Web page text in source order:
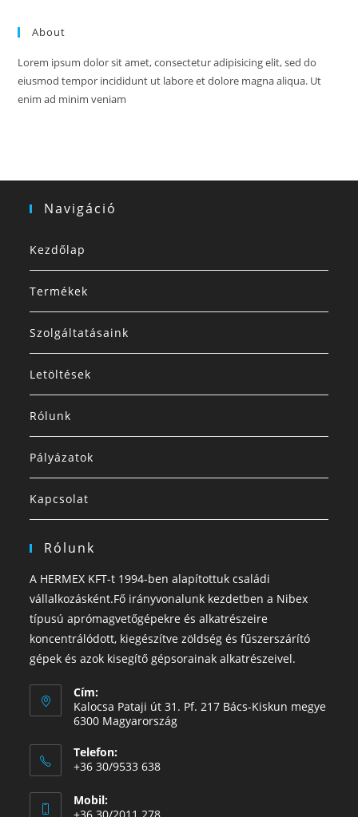
About
Lorem ipsum dolor sit amet, consectetur adipisicing elit, sed do
eiusmod tempor incididunt ut labore et dolore magna aliqua. Ut
enim ad minim veniam
Navigáció
Kezdőlap
Termékek
Szolgáltatásaink
Letöltések
Rólunk
Pályázatok
Kapcsolat
Rólunk
A HERMEX KFT-t 1994-ben alapítottuk családi
vállalkozásként.Fő irányvonalunk kezdetben a Nibex
típusú aprómagvetőgépekre és alkatrészeire
koncentrálódott, kiegészítve zöldség és fűszerszárító
gépek és azok kisegítő gépsorainak alkatrészeivel.
Cím:
Kalocsa Pataji út 31. Pf. 217 Bács-Kiskun megye
6300 Magyarország
Telefon:
+36 30/9533 638
Mobil: